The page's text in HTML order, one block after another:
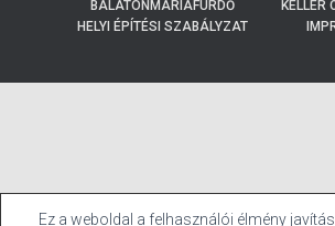
BALATONMÁRIAFÜRDŐ
HELYI ÉPÍTÉSI SZABÁLYZAT
KELLER
Ez a weboldal a felhasználói élmény